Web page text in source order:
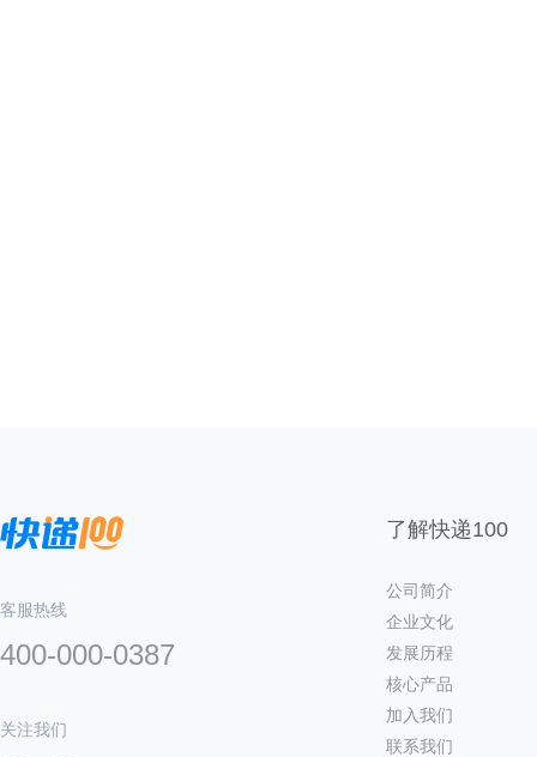
客服热线
400-000-0387
关注我们
了解快递100
公司简介
企业文化
发展历程
核心产品
加入我们
联系我们